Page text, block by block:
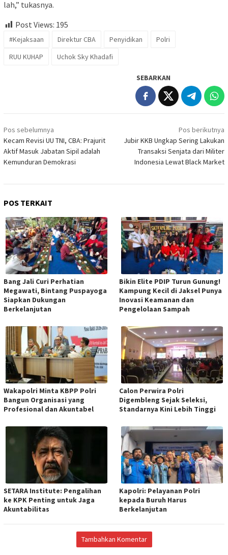
lah,” tukasnya.
Post Views: 195
#Kejaksaan Direktur CBA Penyidikan
Polri
RUU KUHAP
Uchok Sky Khadafi
SEBARKAN
Navigasi
pos
Pos sebelumnya
Kecam Revisi UU TNI, CBA: Prajurit
Aktif Masuk Jabatan Sipil adalah
Kemunduran Demokrasi
Pos berikutnya
Jubir KKB Ungkap Sering Lakukan
Transaksi Senjata dari Militer
Indonesia Lewat Black Market
POS TERKAIT
Bang Jali Curi Perhatian
Megawati, Bintang Puspayoga
Siapkan Dukungan
Berkelanjutan
Bikin Elite PDIP Turun Gunung!
Kampung Kecil di Jaksel Punya
Inovasi Keamanan dan
Pengelolaan Sampah
Wakapolri Minta KBPP Polri
Bangun Organisasi yang
Profesional dan Akuntabel
Calon Perwira Polri
Digembleng Sejak Seleksi,
Standarnya Kini Lebih Tinggi
SETARA Institute: Pengalihan
ke KPK Penting untuk Jaga
Akuntabilitas
Kapolri: Pelayanan Polri
kepada Buruh Harus
Berkelanjutan
Tambahkan Komentar